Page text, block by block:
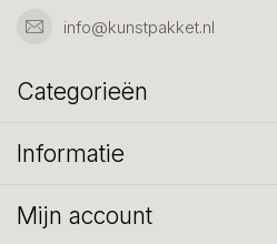
info@kunstpakket.nl
Categorieën
Informatie
Mijn account